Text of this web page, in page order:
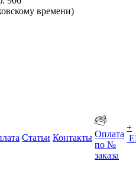
времени)
Статьи Контакты Оплата
по №
заказа
+